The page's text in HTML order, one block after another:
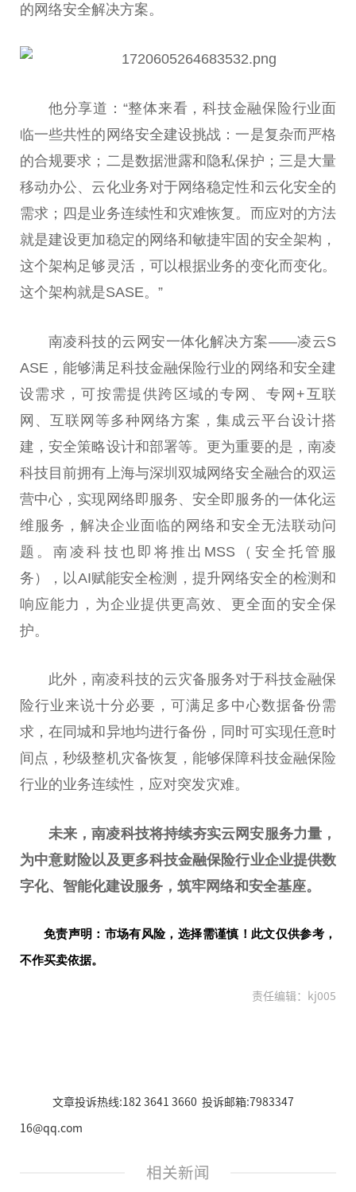
的网络安全解决方案。
他分享道：“整体来看，科技金融保险行业面
临一些共性的网络安全建设挑战：一是复杂而严格
的合规要求；二是数据泄露和隐私保护；三是大量
移动办公、云化业务对于网络稳定性和云化安全的
需求；四是业务连续性和灾难恢复。而应对的方法
就是建设更加稳定的网络和敏捷牢固的安全架构，
这个架构足够灵活，可以根据业务的变化而变化。
这个架构就是SASE。”
南凌科技的云网安一体化解决方案——凌云S
ASE，能够满足科技金融保险行业的网络和安全建
设需求，可按需提供跨区域的专网、专网+互联
网、互联网等多种网络方案，集成云平台设计搭
建，安全策略设计和部署等。更为重要的是，南凌
科技目前拥有上海与深圳双城网络安全融合的双运
营中心，实现网络即服务、安全即服务的一体化运
维服务，解决企业面临的网络和安全无法联动问
题。南凌科技也即将推出MSS（安全托管服
务），以AI赋能安全检测，提升网络安全的检测和
响应能力，为企业提供更高效、更全面的安全保
护。
此外，南凌科技的云灾备服务对于科技金融保
险行业来说十分必要，可满足多中心数据备份需
求，在同城和异地均进行备份，同时可实现任意时
间点，秒级整机灾备恢复，能够保障科技金融保险
行业的业务连续性，应对突发灾难。
未来，南凌科技将持续夯实云网安服务力量，
为中意财险以及更多科技金融保险行业企业提供数
字化、智能化建设服务，筑牢网络和安全基座。
免责声明：市场有风险，选择需谨慎！此文仅供参考，
不作买卖依据。
责任编辑：kj005
文章投诉热线:182 3641 3660 投诉邮箱:7983347
16@qq.com
相关新闻